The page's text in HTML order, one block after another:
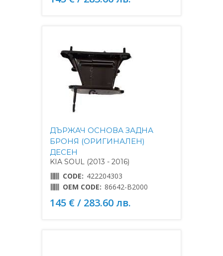
ДЪРЖАЧ ОСНОВА ЗАДНА
БРОНЯ (ОРИГИНАЛЕН)
ДЕСЕН
KIA SOUL (2013 - 2016)
CODE: 422204303
OEM CODE: 86642-B2000
145 € / 283.60 лв.